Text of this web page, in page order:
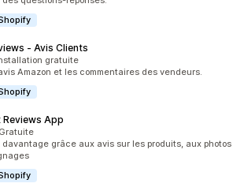
‑ Avis Clients
5
gratuite
Amazon et les commentaires des vendeurs.
App
5
Gratuite
davantage grâce aux avis sur les produits, aux photos